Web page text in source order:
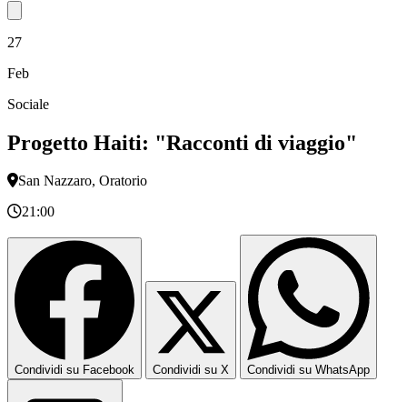
27
Feb
Sociale
Progetto Haiti: "Racconti di viaggio"
San Nazzaro, Oratorio
21:00
Condividi su Facebook Condividi su X Condividi su WhatsApp